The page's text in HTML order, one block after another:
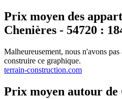
Prix moyen des
Chenières - 54720 :
Malheureusement, nous n'avons
construire ce graphique.
terrain-construction.com
Prix moyen autour de